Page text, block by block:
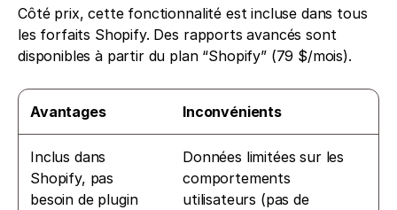
Côté prix, cette fonctionnalité est incluse dans tous
les forfaits Shopify. Des rapports avancés sont
disponibles à partir du plan “Shopify” (79 $/mois).
Avantages Inconvénients
Inclus dans
Shopify, pas
besoin de plugin
Données limitées sur les
comportements
utilisateurs (pas de